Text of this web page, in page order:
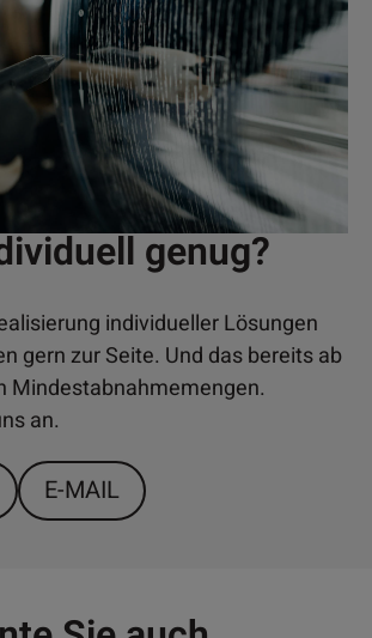
genug?
individueller Lösungen
gern zur Seite. Und das bereits ab
Mindestabnahmemengen.
an.
E-MAIL